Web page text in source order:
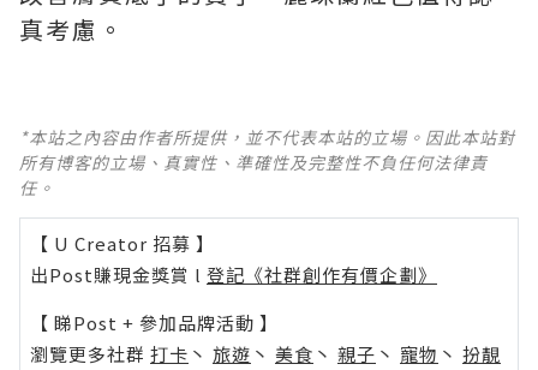
真考慮。
*本站之內容由作者所提供，並不代表本站的立場。因此本站對
所有博客的立場、真實性、準確性及完整性不負任何法律責
任。
【 U Creator 招募 】
出Post賺現金獎賞 l 登記《社群創作有價企劃》
【 睇Post + 參加品牌活動 】
瀏覽更多社群 打卡 丶 旅遊 丶 美食 丶 親子 丶 寵物 丶 扮靚